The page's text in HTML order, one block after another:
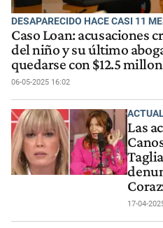
DESAPARECIDO HACE CASI 11
Caso Loan: acusaciones
del niño y su último
quedarse con $12.5
06-05-2025 16:02
Las
17-04-